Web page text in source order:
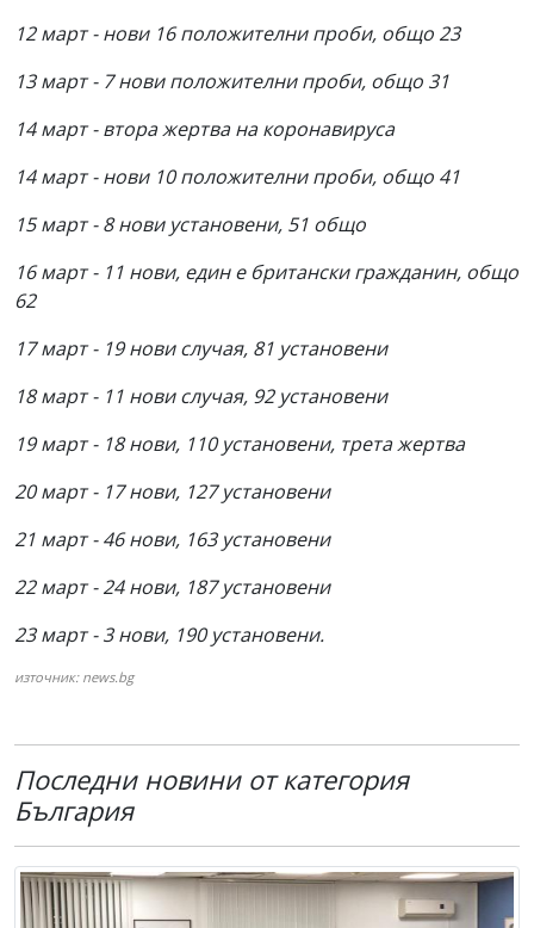
12 март - нови 16 положителни проби, общо 23
13 март - 7 нови положителни проби, общо 31
14 март - втора жертва на коронавируса
14 март - нови 10 положителни проби, общо 41
15 март - 8 нови установени, 51 общо
16 март - 11 нови, един е британски гражданин, общо
62
17 март - 19 нови случая, 81 установени
18 март - 11 нови случая, 92 установени
19 март - 18 нови, 110 установени, трета жертва
20 март - 17 нови, 127 установени
21 март - 46 нови, 163 установени
22 март - 24 нови, 187 установени
23 март - 3 нови, 190 установени.
източник: news.bg
Последни новини от категория
България